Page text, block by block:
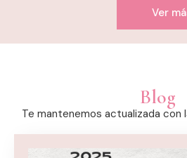
Ver
Blog
Te mantenemos actualizada con